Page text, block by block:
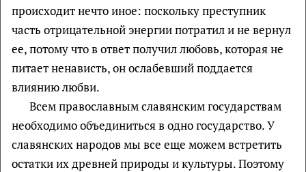
происходит нечто иное: поскольку преступник
часть отрицательной энергии потратил и не вернул
ее, потому что в ответ получил любовь, которая не
питает ненависть, он ослабевший поддается
влиянию любви.
Всем православным славянским государствам
необходимо объединиться в одно государство. У
славянских народов мы все еще можем встретить
остатки их древней природы и культуры. Поэтому